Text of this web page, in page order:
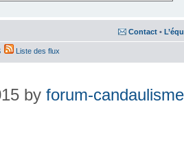
Contact •
Liste des flux
by forum-